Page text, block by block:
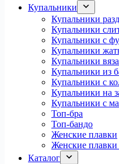
Купальники
Купальники
Купальники
Купальники с
Купальники
Купальники
Купальники из
Купальники с
Купальники на
Купальники с
Топ-бра
Топ-бандо
Женские плавки
Женские
Каталог